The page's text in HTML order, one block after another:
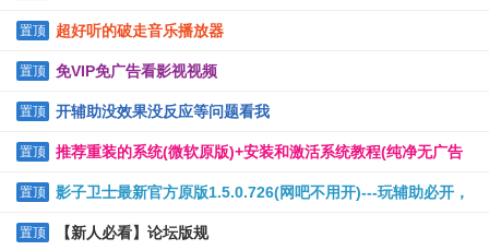
置顶 超好听的破走音乐播放器
置顶 免VIP免广告看影视视频
置顶 开辅助没效果没反应等问题看我
置顶 推荐重装的系统(微软原版)+安装和激活系统教程(纯净无广告
软件)
置顶 影子卫士最新官方原版1.5.0.726(网吧不用开)---玩辅助必开，
保护电脑
置顶 【新人必看】论坛版规